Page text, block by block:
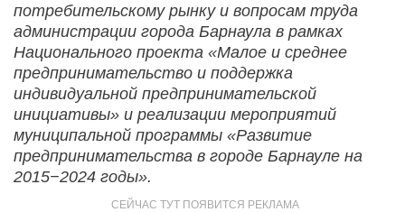
потребительскому рынку и вопросам труда
администрации города Барнаула в рамках
Национального проекта «Малое и среднее
предпринимательство и поддержка
индивидуальной предпринимательской
инициативы» и реализации мероприятий
муниципальной программы «Развитие
предпринимательства в городе Барнауле на
2015−2024 годы».